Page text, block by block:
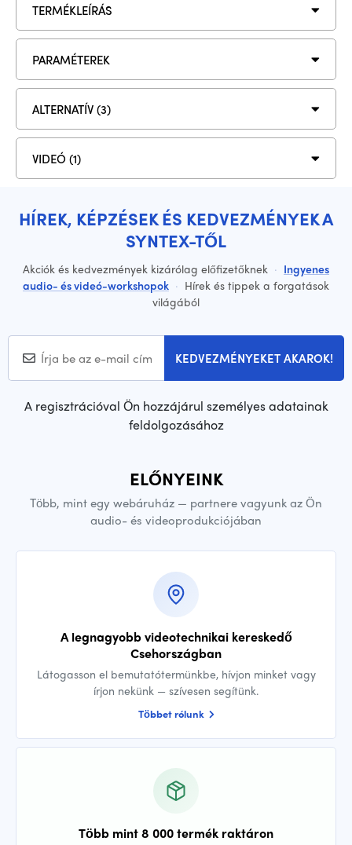
TERMÉKLEÍRÁS
PARAMÉTEREK
ALTERNATÍV (3)
VIDEÓ (1)
HÍREK, KÉPZÉSEK ÉS KEDVEZMÉNYEK A
SYNTEX-TŐL
Akciók és kedvezmények kizárólag előfizetőknek · Ingyenes
audio- és videó-workshopok · Hírek és tippek a forgatások
világából
KEDVEZMÉNYEKET AKAROK!
A regisztrációval Ön hozzájárul személyes adatainak
feldolgozásához
ELŐNYEINK
Több, mint egy webáruház — partnere vagyunk az Ön
audio- és videoprodukciójában
A legnagyobb videotechnikai kereskedő
Csehországban
Látogasson el bemutatótermünkbe, hívjon minket vagy
írjon nekünk — szívesen segítünk.
Többet rólunk
Több mint 8 000 termék raktáron